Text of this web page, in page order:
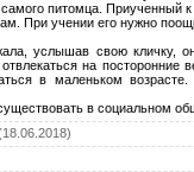
питомца. Приученный
При учении его нужно
услышав свою
на
в маленьком
в социальном